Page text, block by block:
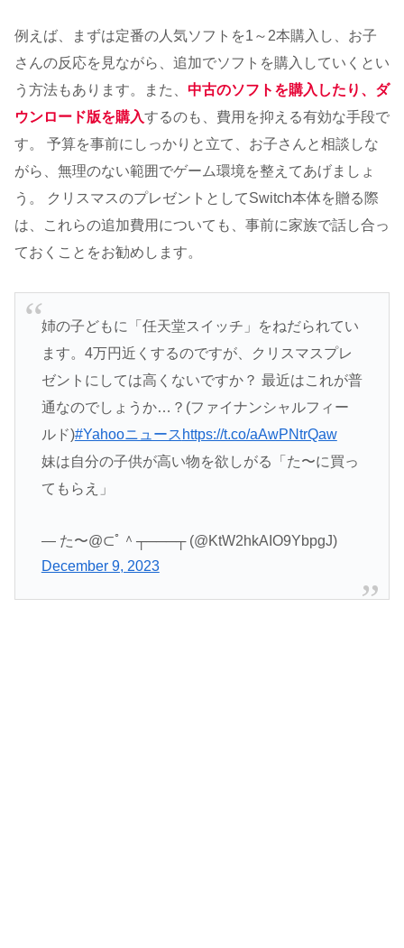
例えば、まずは定番の人気ソフトを1～2本購入し、お子
さんの反応を見ながら、追加でソフトを購入していくとい
う方法もあります。また、 中古のソフトを購入したり、ダ
ウンロード版を購入するのも、費用を抑える有効な手段で
す。 予算を事前にしっかりと立て、お子さんと相談しな
がら、無理のない範囲でゲーム環境を整えてあげましょ
う。 クリスマスのプレゼントとしてSwitch本体を贈る際
は、これらの追加費用についても、事前に家族で話し合っ
ておくことをお勧めします。
姉の子どもに「任天堂スイッチ」をねだられてい
ます。4万円近くするのですが、クリスマスプレ
ゼントにしては高くないですか？ 最近はこれが普
通なのでしょうか…？(ファイナンシャルフィー
ルド)#Yahooニュース https://t.co/aAwPNtrQaw
妹は自分の子供が高い物を欲しがる「た〜に買っ
てもらえ」
— た〜@⊂ﾟ＾┬───┬ (@KtW2hkAIO9YbpgJ)
December 9, 2023